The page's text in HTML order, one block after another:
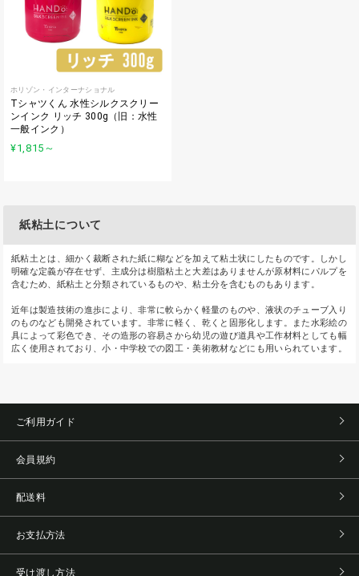
ホリゾン・インターナショナル
Tシャツくん 水性シルクスクリー
ンインク リッチ 300g（旧：水性
一般インク）
¥1,815 ～
紙粘土について
紙粘土とは、細かく裁断された紙に糊などを加えて粘土状にしたものです。しかし
明確な定義が存在せず、主成分は樹脂粘土と大差はありませんが原材料にパルプを
含むため、紙粘土と分類されているものや、粘土分を含むものもあります。
近年は製造技術の進歩により、非常に軟らかく軽量のものや、液状のチューブ入り
のものなども開発されています。非常に軽く、乾くと固形化します。また水彩絵の
具によって彩色でき、その造形の容易さから幼児の遊び道具や工作材料としても幅
広く使用されており、小・中学校での図工・美術教材などにも用いられています。
ご利用ガイド
会員規約
配送料
お支払方法
受け渡し方法